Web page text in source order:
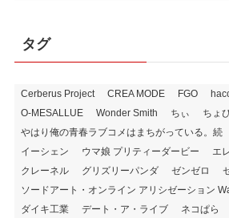
タグ
Cerberus Project CREA MODE FGO
O-MESALLUE
Wonder Smith ちぃ
ちょ
やはり俺の青春ラブコメはまちがっている。続
イーシェン
ウマ娘 プリティーダービー エ
クレーネル
グリズリーパンダ ゼンゼロ
ソードアート・オンライン アリシゼーション
ダイキ工業
デート・ア・ライブ ネコぱら